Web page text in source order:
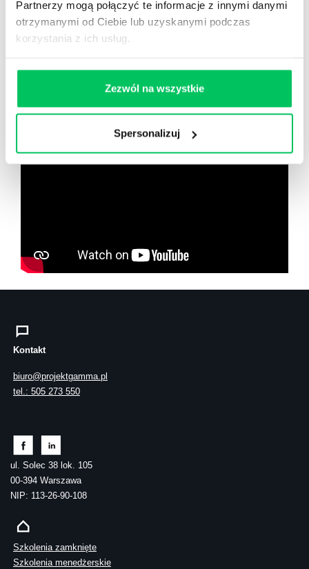
Partnerzy mogą połączyć te informacje z innymi danymi
otrzymanymi od Ciebie lub uzyskanymi podczas
korzystania z ich usług.
Zezwól na wszystkie
Spersonalizuj
Kontakt
biuro@projektgamma.pl
tel.: 505 273 550
ul. Solec 38 lok. 105
00-394 Warszawa
NIP: 113-26-90-108
Szkolenia zamknięte
Szkolenia menedżerskie